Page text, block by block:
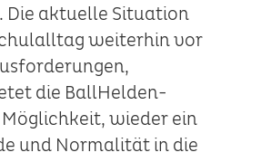
Die aktuelle Situation
weiterhin vor
die BallHelden-
wieder ein
und Normalität in die